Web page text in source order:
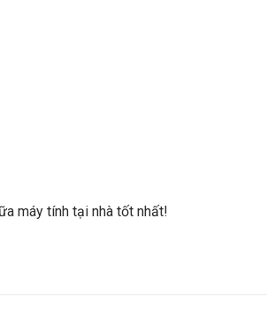
máy tính tại nhà tốt nhất!